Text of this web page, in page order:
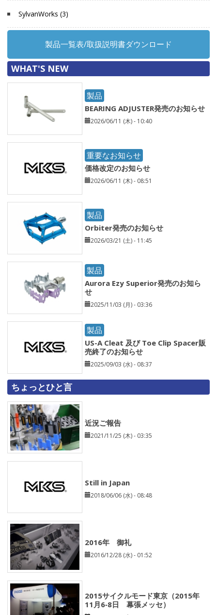
SylvanWorks (3)
製品一覧表/取扱説明書ダウンロード
WHAT'S NEW
製品
BEARING ADJUSTER発売のお知らせ
2026/06/11 (木) - 10:40
重要なお知らせ
価格改定のお知らせ
2026/06/11 (木) - 08:51
製品
Orbiter発売のお知らせ
2026/03/21 (土) - 11:45
製品
Aurora Ezy Superior発売のお知ら
せ
2025/11/03 (月) - 03:36
製品
US-A Cleat 及び Toe Clip Spacer販
売終了のお知らせ
2025/09/03 (水) - 08:37
ちょっとひと言
近況ご報告
2021/11/25 (木) - 03:35
Still in Japan
2018/06/06 (水) - 08:48
2016年 御礼
2016/12/28 (水) - 01:52
2015サイクルモード東京（2015年
11月6‐8日 幕張メッセ）